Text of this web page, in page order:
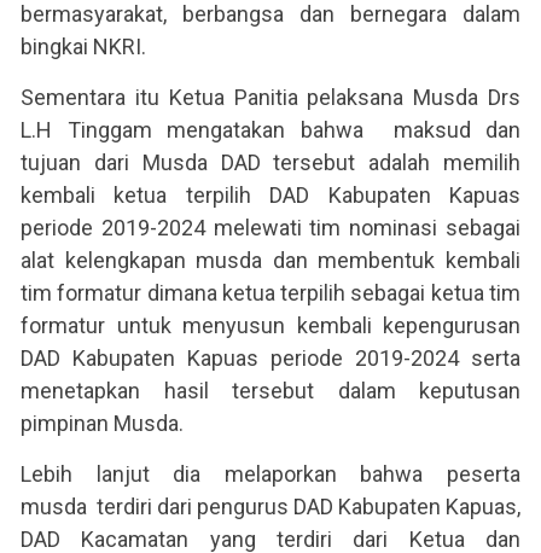
bermasyarakat, berbangsa dan bernegara dalam
bingkai NKRI.
Sementara itu Ketua Panitia pelaksana Musda Drs
L.H Tinggam mengatakan bahwa maksud dan
tujuan dari Musda DAD tersebut adalah memilih
kembali ketua terpilih DAD Kabupaten Kapuas
periode 2019-2024 melewati tim nominasi sebagai
alat kelengkapan musda dan membentuk kembali
tim formatur dimana ketua terpilih sebagai ketua tim
formatur untuk menyusun kembali kepengurusan
DAD Kabupaten Kapuas periode 2019-2024 serta
menetapkan hasil tersebut dalam keputusan
pimpinan Musda.
Lebih lanjut dia melaporkan bahwa peserta
musda terdiri dari pengurus DAD Kabupaten Kapuas,
DAD Kacamatan yang terdiri dari Ketua dan